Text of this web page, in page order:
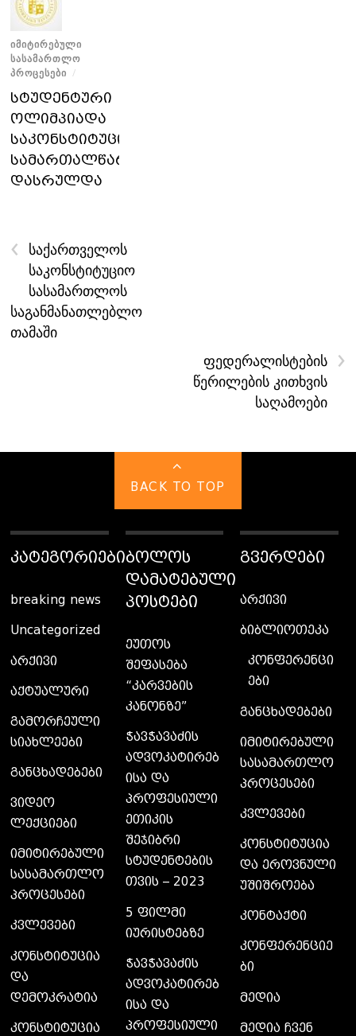
ᲘᲛᲘᲢᲘᲠᲔᲑᲣᲚᲘ
ᲡᲐᲡᲐᲛᲐᲠᲗᲚᲝ
ᲞᲠᲝᲪᲔᲡᲔᲑᲘ /
სტუდენტური
ოლიმპიადა
საკონსტიტუციო
სამართალწარმოებაში
დასრულდა
‹
საქართველოს
საკონსტიტუციო
სასამართლოს
საგანმანათლებლო
თამაში
›
ფედერალისტების
წერილების კითხვის
საღამოები
BACK TO TOP
ᲙᲐᲢᲔᲒᲝᲠᲘᲔᲑᲘ
breaking news
Uncategorized
არქივი
აქტუალური
გამორჩეული
სიახლეები
განცხადებები
ვიდეო
ლექციები
იმიტირებული
სასამართლო
პროცესები
კვლევები
კონსტიტუცია
და
დემოკრატია
კონსტიტუცია
ᲑᲝᲚᲝᲡ
ᲓᲐᲛᲐᲢᲔᲑᲣᲚᲘ
ᲞᲝᲡᲢᲔᲑᲘ
ეუთოს
შეფასება
“კარვების
კანონზე”
ჭავჭავაძის
ადვოკატირებ
ისა და
პროფესიული
ეთიკის
შეჯიბრი
სტუდენტების
თვის – 2023
5 ფილმი
იურისტებზე
ჭავჭავაძის
ადვოკატირებ
ისა და
პროფესიული
ᲒᲕᲔᲠᲓᲔᲑᲘ
არქივი
ბიბლიოთეკა
კონფერენცი
ები
განცხადებები
იმიტირებული
სასამართლო
პროცესები
კვლევები
კონსტიტუცია
და ეროვნული
უშიშროება
კონტაქტი
კონფერენციე
ბი
მედია
მედია ჩვენ